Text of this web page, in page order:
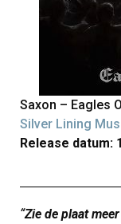
Saxon – Eagles
Silver Lining
Release datum:
“Zie de plaat